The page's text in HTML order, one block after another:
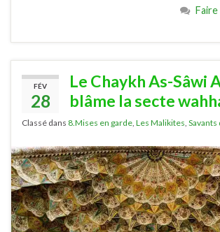
FÉV
28
Le Chaykh As-Sâwi
blâme la secte
Classé dans 8.Mises en garde Les Malikites Savants